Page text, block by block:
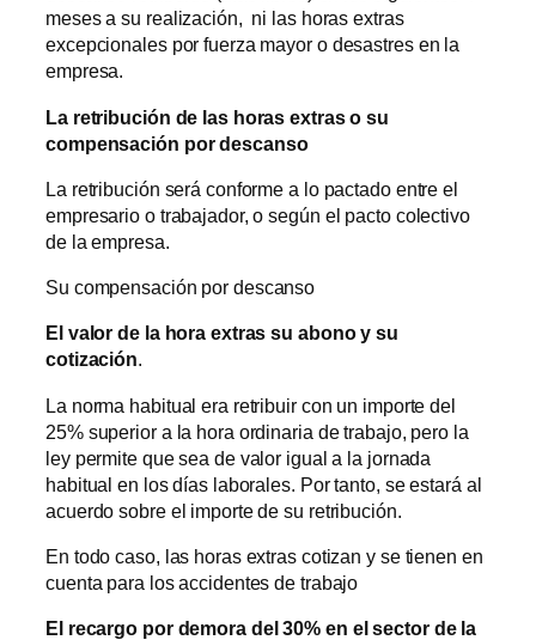
meses a su realización, ni las horas extras
excepcionales por fuerza mayor o desastres en la
empresa.
La retribución de las horas extras o su
compensación por descanso
La retribución será conforme a lo pactado entre el
empresario o trabajador, o según el pacto colectivo
de la empresa.
Su compensación por descanso
El valor de la hora extras su abono y su
cotización.
La norma habitual era retribuir con un importe del
25% superior a la hora ordinaria de trabajo, pero la
ley permite que sea de valor igual a la jornada
habitual en los días laborales. Por tanto, se estará al
acuerdo sobre el importe de su retribución.
En todo caso, las horas extras cotizan y se tienen en
cuenta para los accidentes de trabajo
El recargo por demora del 30% en el sector de la